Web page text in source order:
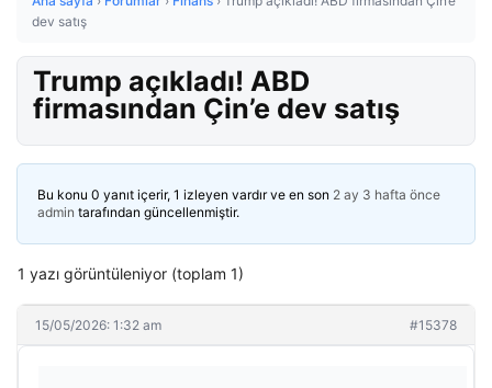
dev satış
Trump açıkladı! ABD
firmasından Çin’e dev satış
Bu konu 0 yanıt içerir, 1 izleyen vardır ve en son 2 ay 3 hafta önce
admin tarafından güncellenmiştir.
1 yazı görüntüleniyor (toplam 1)
15/05/2026: 1:32 am #15378